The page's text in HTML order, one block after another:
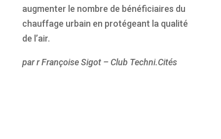
augmenter le nombre de bénéficiaires du
chauffage urbain en protégeant la qualité
de l’air.
par r Françoise Sigot – Club Techni.Cités